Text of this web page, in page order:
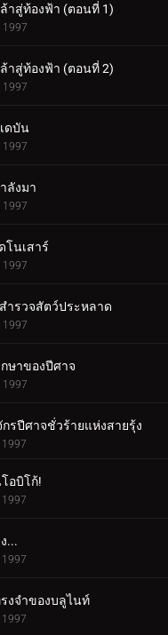
าสู่ท้องฟ้า (ตอนที่ 1)
1997
าสู่ท้องฟ้า (ตอนที่ 2)
1997
ดบัน
1997
ลังมา
1997
โนเสาร์
1997
ำรวจสัตว์ประหลาด
1997
ษาของปีศาจ
1997
รปีศาจชั่วร้ายแห่งสายรุ้ง
1997
อบิโก้!
1997
...
1997
งจำของบลูไนท์
1997